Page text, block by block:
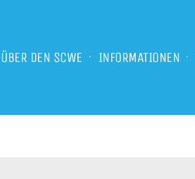
ÜBER DEN SCWE INFORMATIONEN